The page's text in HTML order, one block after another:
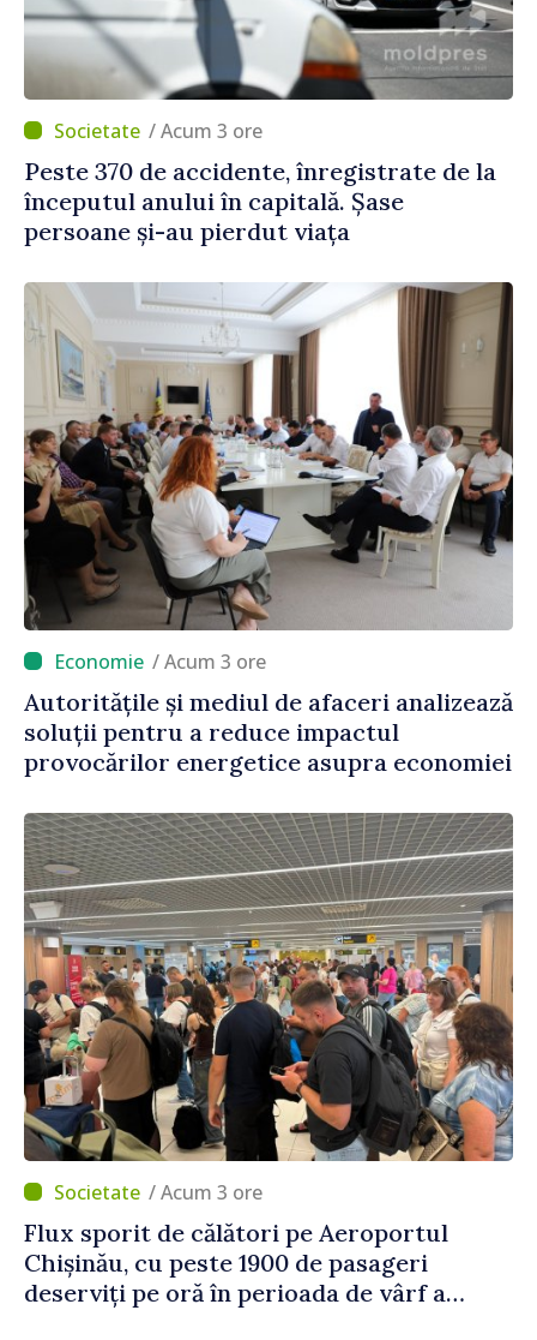
/ Acum 3 ore
Peste 370 de accidente, înregistrate de la
începutul anului în capitală. Șase
persoane și-au pierdut viața
/ Acum 3 ore
Autoritățile și mediul de afaceri analizează
soluții pentru a reduce impactul
provocărilor energetice asupra economiei
/ Acum 3 ore
Flux sporit de călători pe Aeroportul
Chișinău, cu peste 1900 de pasageri
deserviți pe oră în perioada de vârf a